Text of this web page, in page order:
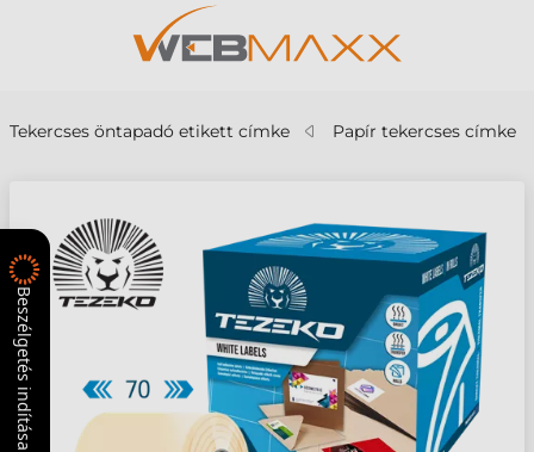
Tekercses öntapadó etikett címke Papír tekercses címke
Beszélgetés indítása